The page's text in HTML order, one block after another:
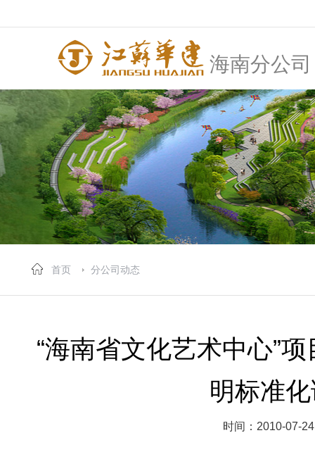
海南分公司
首页 分公司动态
“海南省文化艺术中心”
明标准
时间：2010-07-24